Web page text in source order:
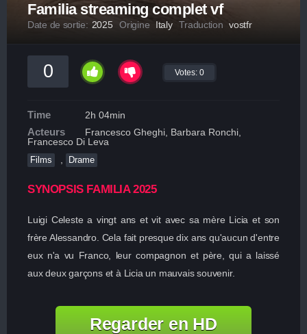
Familia streaming complet vf
Date de sortie: 2025 Origine Italy Traduction vostfr
0 Votes: 0
Time 2h 04min
Acteurs
Francesco Gheghi, Barbara Ronchi,
Francesco Di Leva
Films Drame
SYNOPSIS FAMILIA 2025
Luigi Celeste a vingt ans et vit avec sa mère Licia et son
frère Alessandro. Cela fait presque dix ans qu'aucun d'entre
eux n'a vu Franco, leur compagnon et père, qui a laissé
aux deux garçons et à Licia un mauvais souvenir.
Regarder en HD